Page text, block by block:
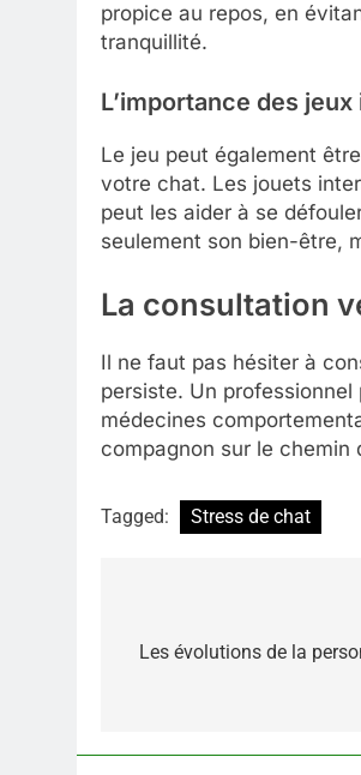
propice au repos, en
tranquillité.
L’importance des
Le jeu peut également
votre chat. Les jouets
peut les aider à se
seulement son bien-être,
La consultation
Il ne faut pas hésiter à
persiste. Un
médecines
compagnon sur le chemin
Tagged: Stress de chat
de
Les évolutions de la